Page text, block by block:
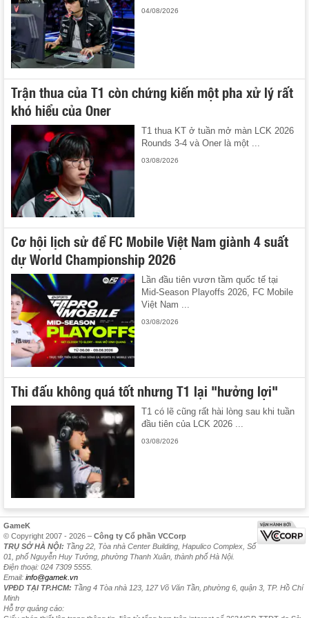
04/08/2026
Trận thua của T1 còn chứng kiến một pha xử lý rất
khó hiểu của Oner
T1 thua KT ở tuần mở màn LCK 2026
Rounds 3-4 và Oner là một ...
03/08/2026
Cơ hội lịch sử để FC Mobile Việt Nam giành 4 suất
dự World Championship 2026
Lần đầu tiên vươn tầm quốc tế tại
Mid-Season Playoffs 2026, FC Mobile
Việt Nam ...
03/08/2026
Thi đấu không quá tốt nhưng T1 lại "hưởng lợi"
T1 có lẽ cũng rất hài lòng sau khi tuần
đầu tiên của LCK 2026 ...
03/08/2026
GameK
© Copyright 2007 - 2026 – Công ty Cổ phần VCCorp
TRỤ SỞ HÀ NỘI: Tầng 22, Tòa nhà Center Building, Hapulico Complex, Số
01, phố Nguyễn Huy Tưởng, phường Thanh Xuân, thành phố Hà Nội.
Điện thoại: 024 7309 5555.
Email: info@gamek.vn
VPĐD TẠI TP.HCM: Tầng 4 Tòa nhà 123, 127 Võ Văn Tần, phường 6, quận 3, TP. Hồ Chí
Minh
Hỗ trợ quảng cáo: